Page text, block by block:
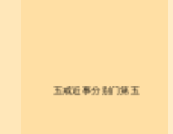
五戒近事分别门第五